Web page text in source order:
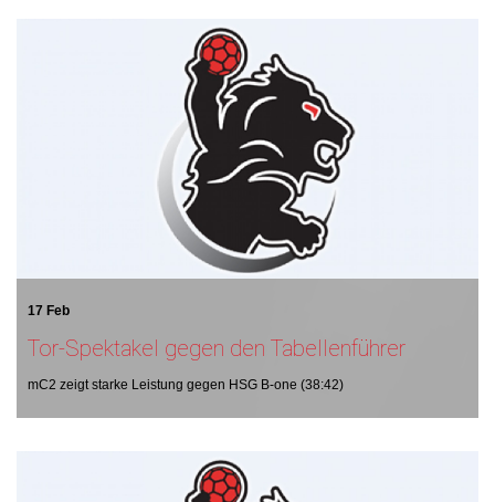
17 Feb
Tor-Spektakel gegen den Tabellenführer
mC2 zeigt starke Leistung gegen HSG B-one (38:42)